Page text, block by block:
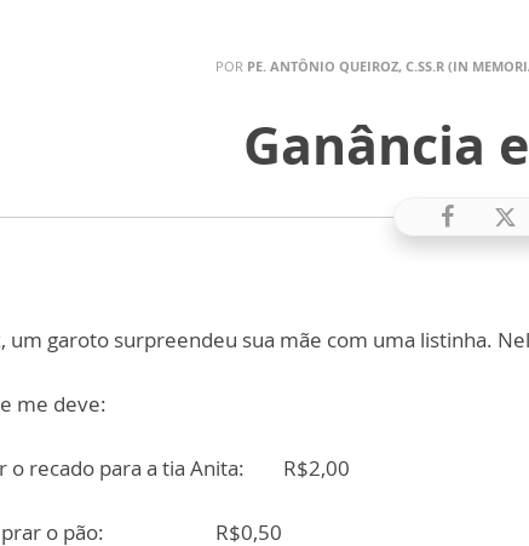
POR PE. ANTÔNIO QUEIROZ, C.SS.R (IN
Ganância
um garoto surpreendeu sua mãe com uma listinha.
me deve:
o recado para a tia Anita: R$2,00
o pão: R$0,50